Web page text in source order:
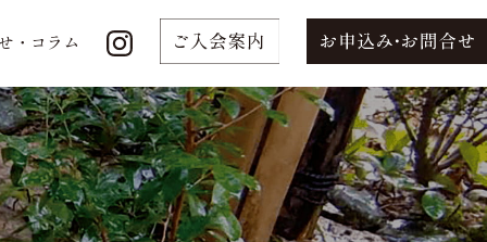
・コラム
・コラム